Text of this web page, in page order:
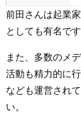
前田さんは起業
としても有名です
また、多数のメ
活動も精力的に
なども運営され
い。